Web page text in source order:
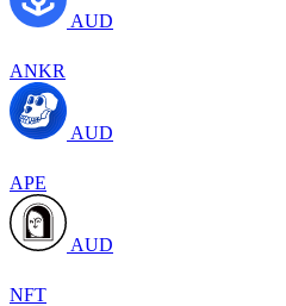
AUD
ANKR
AUD
APE
AUD
NFT